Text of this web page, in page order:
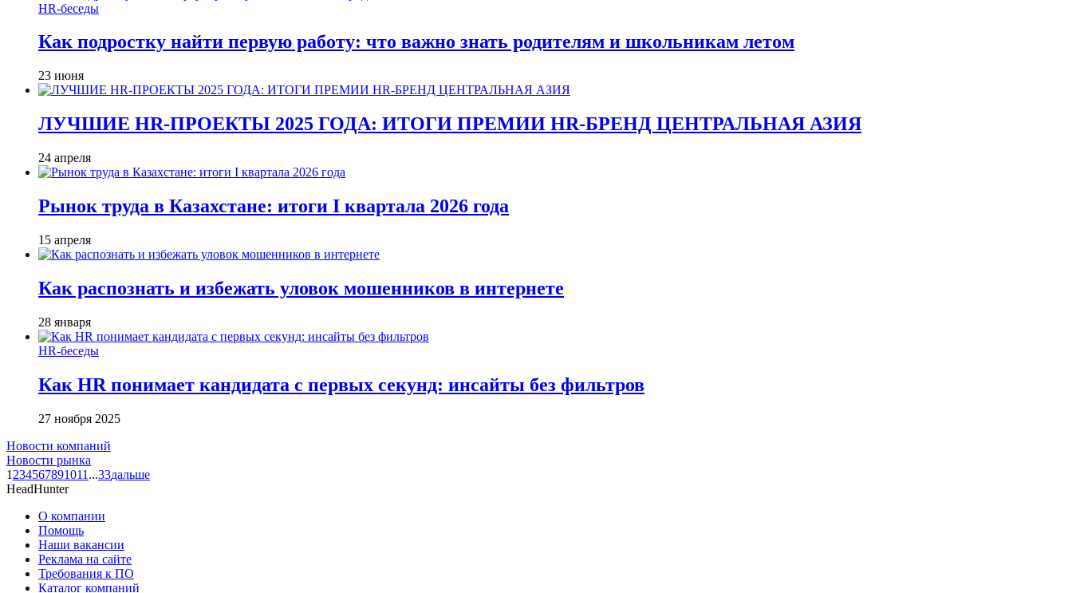
HR-беседы
Как подростку найти первую работу: что важно знать родителям и школьникам летом
23 июня
ЛУЧШИЕ HR-ПРОЕКТЫ 2025 ГОДА: ИТОГИ ПРЕМИИ HR-БРЕНД ЦЕНТРАЛЬНАЯ АЗИЯ
24 апреля
Рынок труда в Казахстане: итоги I квартала 2026 года
15 апреля
Как распознать и избежать уловок мошенников в интернете
28 января
HR-беседы
Как HR понимает кандидата с первых секунд: инсайты без фильтров
27 ноября 2025
Новости компаний
Новости рынка
1 234567891011 ...33дальше
HeadHunter
О компании
Помощь
Наши вакансии
Реклама на сайте
Требования к ПО
Каталог компаний